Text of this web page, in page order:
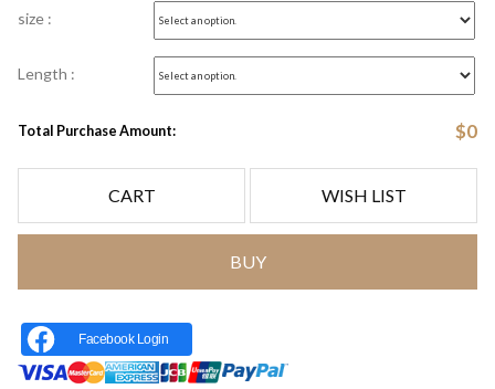
size :
Length :
Total Purchase Amount: $0
CART WISH LIST
BUY
Facebook Login